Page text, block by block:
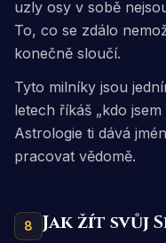
uzly osy v sobě
To, co se zdálo
konečně sloučí.
Tyto milníky jsou
letech říkáš „kdo
Astrologie ti dává
pracovat vědomě.
8 Jak žít svůj